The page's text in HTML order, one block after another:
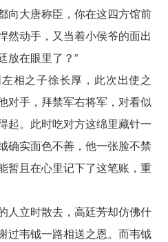
向大唐称臣，你在这四方馆前
然动手，又当着小侯爷的面出
放在眼里了？”
相之子徐长厚，此次出使之
对手，拜禁军右将军，对看似
起。此时吃对方这绵里藏针一
确实面色不善，他一张脸不禁
暂且在心里记下了这笔账，重
人立时散去，高廷芳却仿佛什
过韦钺一路相送之恩。而韦钺